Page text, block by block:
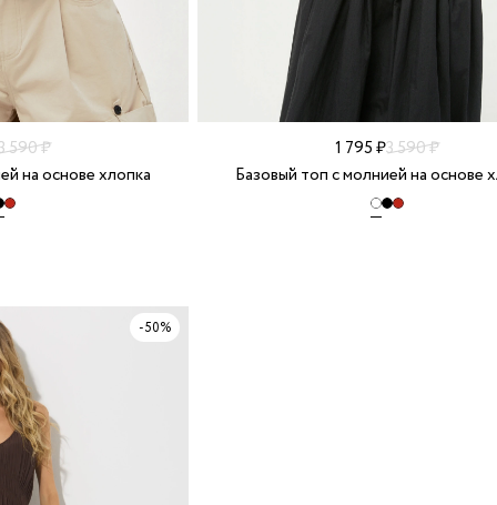
590 ₽
на основе хлопка
1 795 ₽3 590 ₽
Базовый топ с молнией на основе
-50%